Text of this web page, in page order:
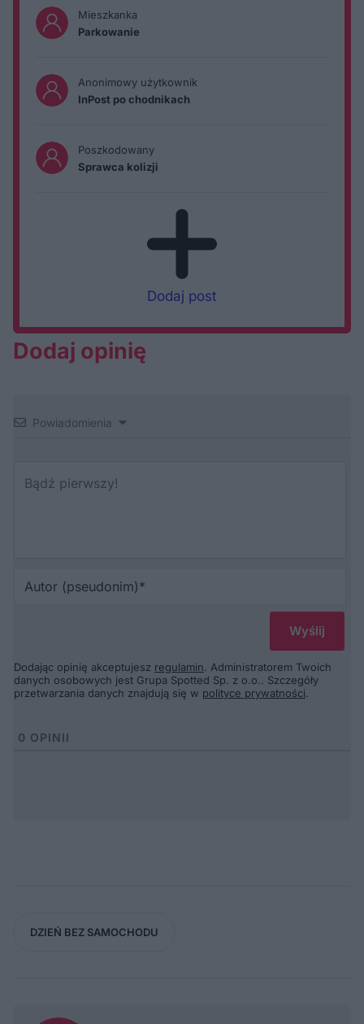
Mieszkanka
Parkowanie
Anonimowy użytkownik
InPost po chodnikach
Poszkodowany
Sprawca kolizji
Dodaj post
Dodaj opinię
Powiadomienia
Dodając opinię akceptujesz regulamin. Administratorem Twoich
danych osobowych jest Grupa Spotted Sp. z o.o.. Szczegóły
przetwarzania danych znajdują się w polityce prywatności.
0 OPINII
DZIEŃ BEZ SAMOCHODU